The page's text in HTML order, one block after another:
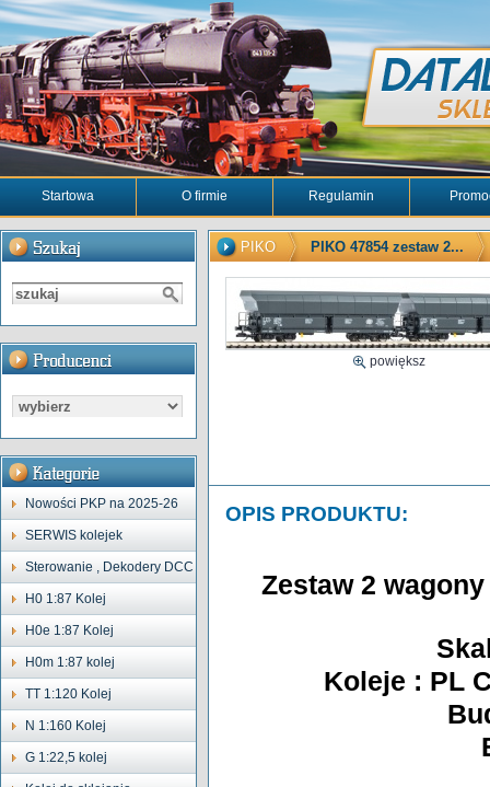
Startowa O firmie Regulamin
Nowości PKP na 2025-26
SERWIS kolejek
Sterowanie , Dekodery DCC
H0 1:87 Kolej
H0e 1:87 Kolej
H0m 1:87 kolej
TT 1:120 Kolej
N 1:160 Kolej
G 1:22,5 kolej
PIKO PIKO 47854 zestaw 2...
powiększ
OPIS PRODUKTU:
Zestaw 2
Koleje : PL